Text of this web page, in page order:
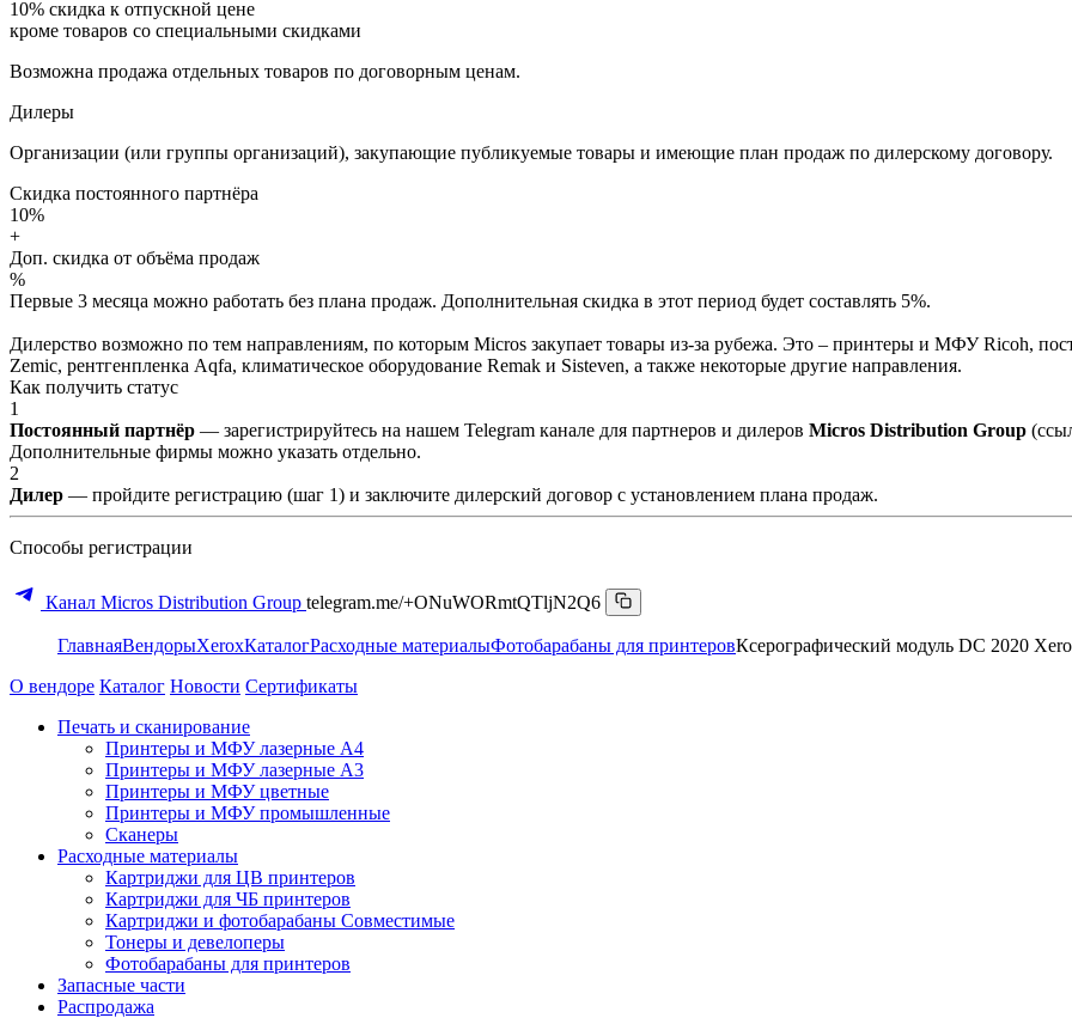
10% скидка к отпускной цене
кроме товаров со специальными скидками
Возможна продажа отдельных товаров по договорным ценам.
Дилеры
Организации (или группы организаций), закупающие публикуемые товары и имеющие план продаж по дилерскому договору.
Скидка постоянного партнёра
10%
+
Доп. скидка от объёма продаж
%
Первые 3 месяца можно работать без плана продаж. Дополнительная скидка в этот период будет составлять 5%.
Дилерство возможно по тем направлениям, по которым Micros закупает товары из-за рубежа. Это – принтеры и МФУ Ricoh,
Zemic, рентгенпленка Aqfa, климатическое оборудование Remak и Sisteven, а также некоторые другие направления.
Как получить статус
1
Постоянный партнёр — зарегистрируйтесь на нашем Telegram канале для партнеров и дилеров Micros Distribution Group
Дополнительные фирмы можно указать отдельно.
2
Дилер — пройдите регистрацию (шаг 1) и заключите дилерский договор с установлением плана продаж.
Способы регистрации
Канал Micros Distribution Group telegram.me/+ONuWORmtQTljN2Q6
ГлавнаяВендорыXeroxКаталогРасходные материалыФотобарабаны для принтеровКсерографический модуль DC 2020
О вендоре Каталог Новости Сертификаты
Печать и сканирование
Принтеры и МФУ лазерные А4
Принтеры и МФУ лазерные А3
Принтеры и МФУ цветные
Принтеры и МФУ промышленные
Сканеры
Расходные материалы
Картриджи для ЦВ принтеров
Картриджи для ЧБ принтеров
Картриджи и фотобарабаны Совместимые
Тонеры и девелоперы
Фотобарабаны для принтеров
Запасные части
Распродажа